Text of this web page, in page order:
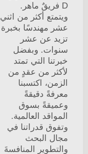
D فريقٌ ماهر.
ويتمتع أكثر من اثني
عشر مهندسًا بخبرة
تزيد عن عشر
سنوات. وبفضل
خبرتنا التي تمتد
لأكثر من عقدٍ من
الزمن، اكتسبنا
معرفةً دقيقةً
وعميقةً بسوق
المواقد العالمية.
وتفوق قدراتنا في
مجال البحث
والتطوير المنافسةَ